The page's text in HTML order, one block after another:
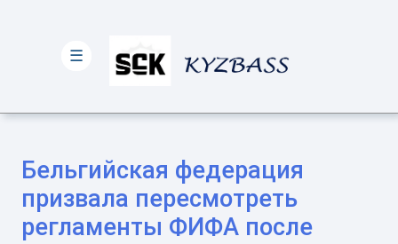
Бельгийская федерация
призвала пересмотреть
регламенты ФИФА после
☰